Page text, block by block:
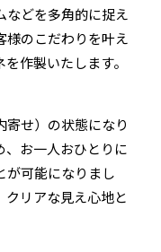
などを多角的に捉え
様のこだわりを叶え
作製いたします。
寄せ）の状態になり
、お一人おひとりに
が可能になりまし
リアな見え心地と